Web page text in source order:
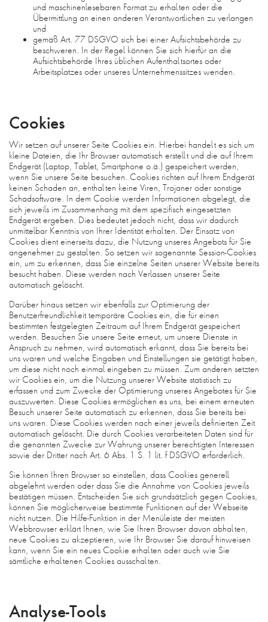
und maschinenlesebaren Format zu erhalten oder die
Übermittlung an einen anderen Verantwortlichen zu verlangen
und
gemäß Art. 77 DSGVO sich bei einer Aufsichtsbehörde zu
beschweren. In der Regel können Sie sich hierfür an die
Aufsichtsbehörde Ihres üblichen Aufenthaltsortes oder
Arbeitsplatzes oder unseres Unternehmenssitzes wenden.
Cookies
Wir setzen auf unserer Seite Cookies ein. Hierbei handelt es sich um
kleine Dateien, die Ihr Browser automatisch erstellt und die auf Ihrem
Endgerät (Laptop, Tablet, Smartphone o.ä.) gespeichert werden,
wenn Sie unsere Seite besuchen. Cookies richten auf Ihrem Endgerät
keinen Schaden an, enthalten keine Viren, Trojaner oder sonstige
Schadsoftware. In dem Cookie werden Informationen abgelegt, die
sich jeweils im Zusammenhang mit dem spezifisch eingesetzten
Endgerät ergeben. Dies bedeutet jedoch nicht, dass wir dadurch
unmittelbar Kenntnis von Ihrer Identität erhalten. Der Einsatz von
Cookies dient einerseits dazu, die Nutzung unseres Angebots für Sie
angenehmer zu gestalten. So setzen wir sogenannte Session-Cookies
ein, um zu erkennen, dass Sie einzelne Seiten unserer Website bereits
besucht haben. Diese werden nach Verlassen unserer Seite
automatisch gelöscht.
Darüber hinaus setzen wir ebenfalls zur Optimierung der
Benutzerfreundlichkeit temporäre Cookies ein, die für einen
bestimmten festgelegten Zeitraum auf Ihrem Endgerät gespeichert
werden. Besuchen Sie unsere Seite erneut, um unsere Dienste in
Anspruch zu nehmen, wird automatisch erkannt, dass Sie bereits bei
uns waren und welche Eingaben und Einstellungen sie getätigt haben,
um diese nicht noch einmal eingeben zu müssen. Zum anderen setzten
wir Cookies ein, um die Nutzung unserer Website statistisch zu
erfassen und zum Zwecke der Optimierung unseres Angebotes für Sie
auszuwerten. Diese Cookies ermöglichen es uns, bei einem erneuten
Besuch unserer Seite automatisch zu erkennen, dass Sie bereits bei
uns waren. Diese Cookies werden nach einer jeweils definierten Zeit
automatisch gelöscht. Die durch Cookies verarbeiteten Daten sind für
die genannten Zwecke zur Wahrung unserer berechtigten Interessen
sowie der Dritter nach Art. 6 Abs. 1 S. 1 lit. f DSGVO erforderlich.
Sie können Ihren Browser so einstellen, dass Cookies generell
abgelehnt werden oder dass Sie die Annahme von Cookies jeweils
bestätigen müssen. Entscheiden Sie sich grundsätzlich gegen Cookies,
können Sie möglicherweise bestimmte Funktionen auf der Webseite
nicht nutzen. Die Hilfe-Funktion in der Menüleiste der meisten
Webbrowser erklärt Ihnen, wie Sie Ihren Browser davon abhalten,
neue Cookies zu akzeptieren, wie Ihr Browser Sie darauf hinweisen
kann, wenn Sie ein neues Cookie erhalten oder auch wie Sie
sämtliche erhaltenen Cookies ausschalten.
Analyse-Tools